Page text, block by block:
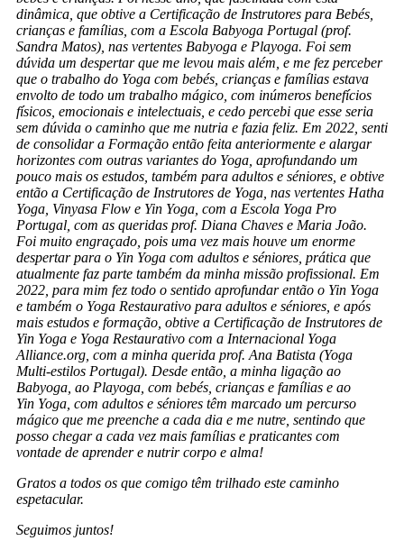
dinâmica, que obtive a Certificação de Instrutores para Bebés,
crianças e famílias, com a Escola Babyoga Portugal (prof.
Sandra Matos), nas vertentes Babyoga e Playoga. Foi sem
dúvida um despertar que me levou mais além, e me fez perceber
que o trabalho do Yoga com bebés, crianças e famílias estava
envolto de todo um trabalho mágico, com inúmeros benefícios
físicos, emocionais e intelectuais, e cedo percebi que esse seria
sem dúvida o caminho que me nutria e fazia feliz. Em 2022, senti
de consolidar a Formação então feita anteriormente e alargar
horizontes com outras variantes do Yoga, aprofundando um
pouco mais os estudos, também para adultos e séniores, e obtive
então a Certificação de Instrutores de Yoga, nas vertentes Hatha
Yoga, Vinyasa Flow e Yin Yoga, com a Escola Yoga Pro
Portugal, com as queridas prof. Diana Chaves e Maria João.
Foi muito engraçado, pois uma vez mais houve um enorme
despertar para o Yin Yoga com adultos e séniores, prática que
atualmente faz parte também da minha missão profissional. Em
2022, para mim fez todo o sentido aprofundar então o Yin Yoga
e também o Yoga Restaurativo para adultos e séniores, e após
mais estudos e formação, obtive a Certificação de Instrutores de
Yin Yoga e Yoga Restaurativo com a Internacional Yoga
Alliance.org, com a minha querida prof. Ana Batista (Yoga
Multi-estilos Portugal). Desde então, a minha ligação ao
Babyoga, ao Playoga, com bebés, crianças e famílias e ao
Yin Yoga, com adultos e séniores têm marcado um percurso
mágico que me preenche a cada dia e me nutre, sentindo que
posso chegar a cada vez mais famílias e praticantes com
vontade de aprender e nutrir corpo e alma!
Gratos a todos os que comigo têm trilhado este caminho
espetacular.
Seguimos juntos!